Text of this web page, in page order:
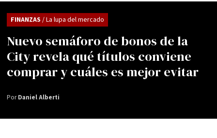
Nuevo semáforo de bonos de la
City revela qué títulos conviene
comprar y cuáles es mejor evitar
FINANZAS / La lupa del mercado
PorDaniel Alberti